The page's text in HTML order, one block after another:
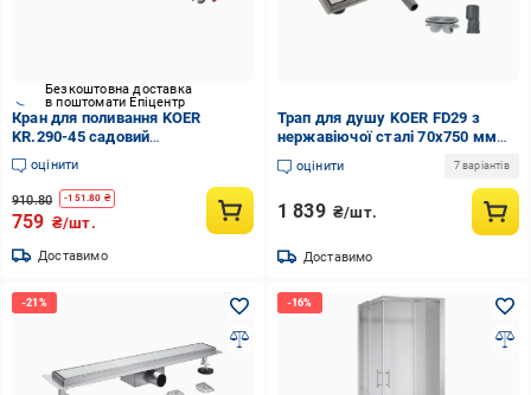
Безкоштовна доставка
в поштомати Епіцентр
Кран для поливання KOER
KR.290-45 садовий
незамерзаючий 45 см (KR5256)
оцінити
910.80 -151.80 ₴
759 ₴/шт.
Доставимо
Трап для душу KOER FD29 з
нержавіючої сталі 70x750 мм
(AC0677)
оцінити 7 варіантів
1 839 ₴/шт.
Доставимо